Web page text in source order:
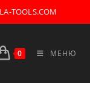
TOOLS.COM
0 МЕНЮ